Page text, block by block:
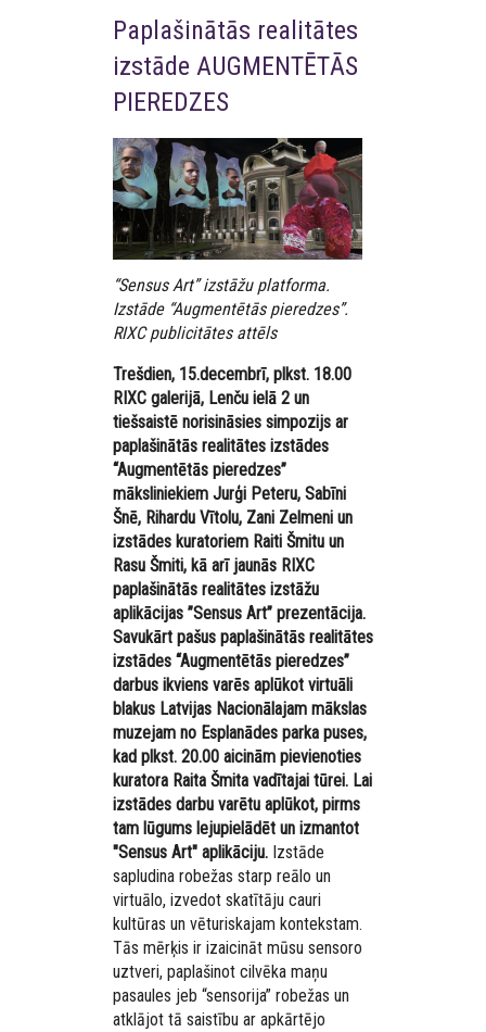
Paplašinātās realitātes
izstāde AUGMENTĒTĀS
PIEREDZES
“Sensus Art” izstāžu platforma.
Izstāde “Augmentētās pieredzes”.
RIXC publicitātes attēls
Trešdien, 15.decembrī, plkst. 18.00
RIXC galerijā, Lenču ielā 2 un
tiešsaistē norisināsies simpozijs ar
paplašinātās realitātes izstādes
“Augmentētās pieredzes”
māksliniekiem Jurģi Peteru, Sabīni
Šnē, Rihardu Vītolu, Zani Zelmeni un
izstādes kuratoriem Raiti Šmitu un
Rasu Šmiti, kā arī jaunās RIXC
paplašinātās realitātes izstāžu
aplikācijas ”Sensus Art” prezentācija.
Savukārt pašus paplašinātās realitātes
izstādes “Augmentētās pieredzes”
darbus ikviens varēs aplūkot virtuāli
blakus Latvijas Nacionālajam mākslas
muzejam no Esplanādes parka puses,
kad plkst. 20.00 aicinām pievienoties
kuratora Raita Šmita vadītajai tūrei. Lai
izstādes darbu varētu aplūkot, pirms
tam lūgums lejupielādēt un izmantot
"Sensus Art" aplikāciju. Izstāde
sapludina robežas starp reālo un
virtuālo, izvedot skatītāju cauri
kultūras un vēturiskajam kontekstam.
Tās mērķis ir izaicināt mūsu sensoro
uztveri, paplašinot cilvēka maņu
pasaules jeb “sensorija” robežas un
atklājot tā saistību ar apkārtējo